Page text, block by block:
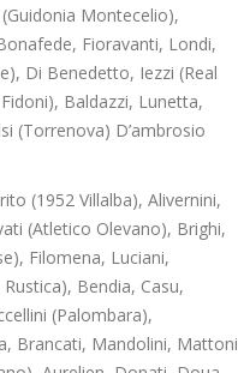
Montecelio),
Fioravanti, Londi,
Di Benedetto, Iezzi (Real
Baldazzi, Lunetta,
(Torrenova) D’ambrosio
(1952 Villalba), Alivernini,
(Atletico Olevano), Brighi,
Filomena, Luciani,
Bendia, Casu,
(Palombara),
Brancati, Mandolini, Mattoni